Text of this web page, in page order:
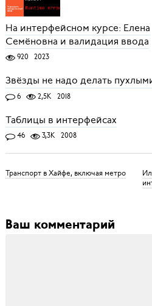
На интерфейсном курсе: Елена
Семёновна и валидация ввода
920 2023
Звёзды не надо делать
6 2,5K 2018
Таблицы в интерфейсах
46 3,3K 2008
Транспорт в Хайфе, включая метро
Ваш комментарий